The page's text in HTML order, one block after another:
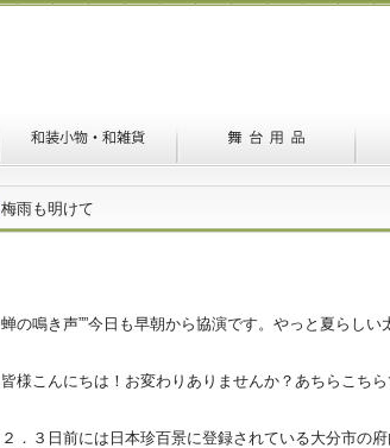
梅雨も明けて
蝉の鳴き声””今日も早朝から協演です。やっと夏ら
皆様こんにちは！お変わりありませんか？あちらこち
２．３日前には日本珍百景に登録されている大分市の